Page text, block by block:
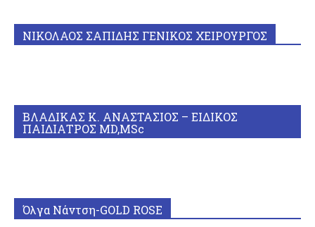
ΝΙΚΟΛΑΟΣ ΣΑΠΙΔΗΣ ΓΕΝΙΚΟΣ ΧΕΙΡΟΥΡΓΟΣ
ΒΛΑΔΙΚΑΣ Κ. ΑΝΑΣΤΑΣΙΟΣ – ΕΙΔΙΚΟΣ
ΠΑΙΔΙΑΤΡΟΣ MD,MSc
Όλγα Νάντση-GOLD ROSE